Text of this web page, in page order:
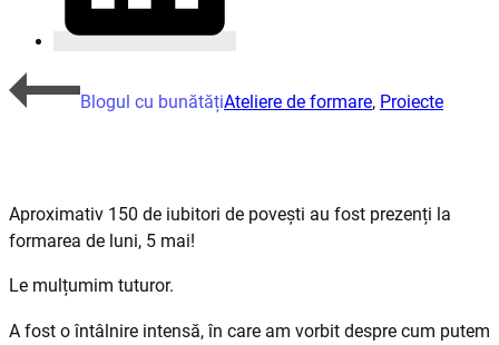
Blogul cu bunătățiAteliere de formare, Proiecte
Aproximativ 150 de iubitori de povești au fost prezenți la
formarea de luni, 5 mai!
Le mulțumim tuturor.
A fost o întâlnire intensă, în care am vorbit despre cum putem